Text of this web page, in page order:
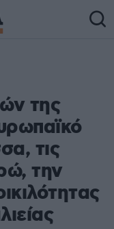
της
τις
την